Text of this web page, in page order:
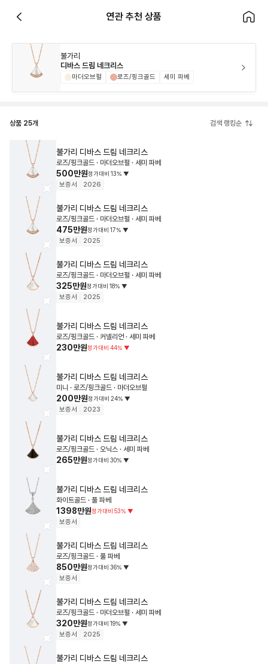
연관 추천 상품
불가리
디바스 드림 네크리스
마더오브펄 로즈/핑크골드 세미 파베
상품 25개 검색 랭킹순
불가리 디바스 드림 네크리스
로즈/핑크골드 · 마더오브펄 · 세미 파베
500만원정가대비 13% ▼
보증서 2026
불가리 디바스 드림 네크리스
로즈/핑크골드 · 마더오브펄 · 세미 파베
475만원정가대비 17% ▼
보증서 2025
불가리 디바스 드림 네크리스
로즈/핑크골드 · 마더오브펄 · 세미 파베
325만원정가대비 18% ▼
보증서 2025
불가리 디바스 드림 네크리스
로즈/핑크골드 · 커넬리언 · 세미 파베
230만원정가대비 44% ▼
불가리 디바스 드림 네크리스
미니 · 로즈/핑크골드 · 마더오브펄
200만원정가대비 24% ▼
보증서 2023
불가리 디바스 드림 네크리스
로즈/핑크골드 · 오닉스 · 세미 파베
265만원정가대비 30% ▼
불가리 디바스 드림 네크리스
화이트골드 · 풀 파베
1398만원정가대비 53% ▼
보증서
불가리 디바스 드림 네크리스
로즈/핑크골드 · 풀 파베
850만원정가대비 36% ▼
보증서
불가리 디바스 드림 네크리스
로즈/핑크골드 · 마더오브펄 · 세미 파베
320만원정가대비 19% ▼
보증서 2025
불가리 디바스 드림 네크리스